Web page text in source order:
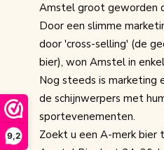
9,2
Amstel groot geworden
Door een slimme
door 'cross-selling' (de
bier), won Amstel in
Nog steeds is marketing
de schijnwerpers met
sportevenementen.
Zoekt u een A-merk bier